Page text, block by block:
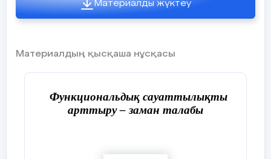
2021 жыл
Материалды жүктеу
Материалдың қысқаша нұсқасы
Функциональдық сауаттылықты
арттыру – заман талабы